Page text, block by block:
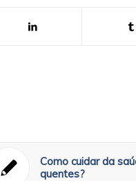
Como cuidar da
quentes?